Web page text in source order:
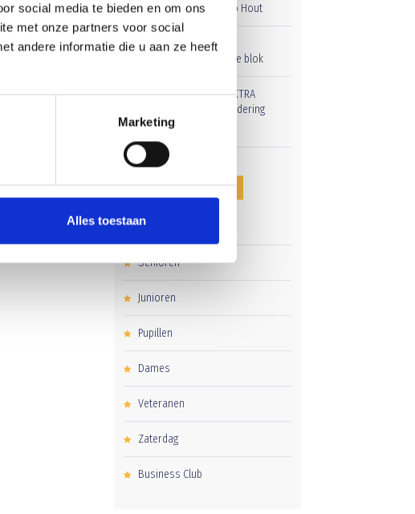
social media te bieden en om ons
met onze partners voor social
andere informatie die u aan ze heeft
Marketing
Alles toestaan
Overwinning op Mierlo Hout
Gelijkspel in eerste
oefenwedstrijd tweede blok
Uitnodiging voor de EXTRA
Algemene Ledenvergadering
CATEGORIEËN
Clubnieuws
Senioren
Junioren
Pupillen
Dames
Veteranen
Zaterdag
Business Club